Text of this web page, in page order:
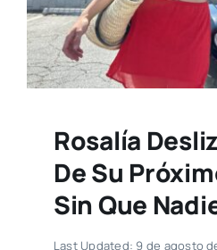
Rosalía
De Su
Sin Que
Last Updated: 9 de agosto